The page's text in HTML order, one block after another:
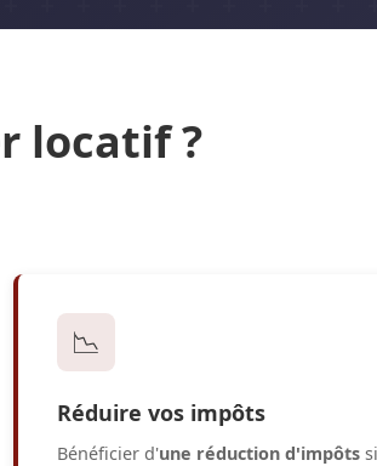
locatif ?
📉
Réduire vos impôts
Bénéficier d'une réduction d'impôts